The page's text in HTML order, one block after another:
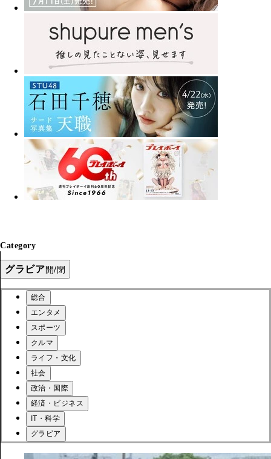
Category
グラビア開/閉
総合
エンタメ
スポーツ
クルマ
ライフ・文化
社会
政治・国際
経済・ビジネス
IT・科学
グラビア